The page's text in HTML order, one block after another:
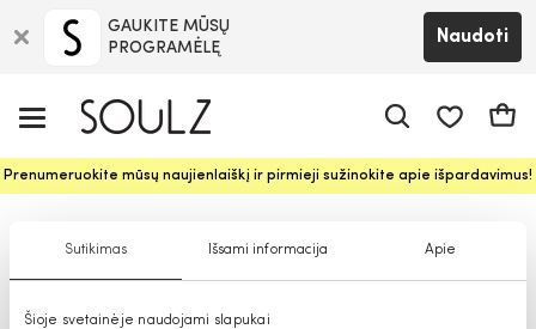
Sutikimas Išsami informacija Apie
Šioje svetainėje naudojami slapukai
GAUKITE MŪSŲ
PROGRAMĖLĘ
Naudoti
Prenumeruokite mūsų naujienlaiškį ir pirmieji sužinokite apie išpardavimus!
Clarina maudymosi apranga
moterims